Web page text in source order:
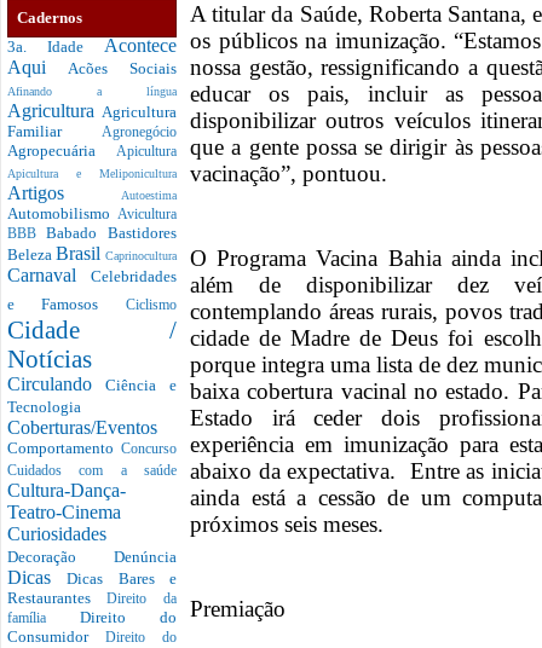
Cadernos
3a. Idade Acontece
Aqui Acões Sociais
Afinando a língua
Agricultura Agricultura
Familiar Agronegócio
Agropecuária Apicultura
Apicultura e Meliponicultura
Artigos Autoestima
Automobilismo Avicultura
BBBBabado Bastidores
Beleza Brasil Caprinocultura
Carnaval Celebridades
e Famosos Ciclismo
Cidade /
Notícias
CirculandoCiência e
Tecnologia
Coberturas/Eventos
Comportamento Concurso
Cuidados com a saúde
Cultura-Dança-
Teatro-Cinema
Curiosidades
Decoração Denúncia
DicasDicas Bares e
RestaurantesDireito da
família Direito do
Consumidor Direito do
A titular da Saúde, Roberta Santana,
os públicos na imunização.
nossa gestão, ressignificando a
educar os pais, incluir as
disponibilizar outros veículos
que a gente possa se dirigir às
vacinação”, pontuou.
O Programa Vacina Bahia ainda
além de disponibilizar dez
contemplando áreas rurais, povos
cidade de Madre de Deus foi
porque integra uma lista de dez
baixa cobertura vacinal no estado.
Estado irá ceder dois
experiência em imunização para
abaixo da expectativa. Entre as
ainda está a cessão de um
próximos seis meses.
Premiação